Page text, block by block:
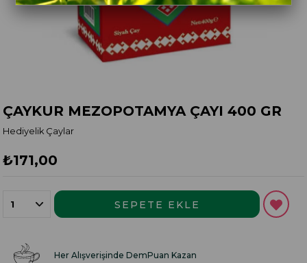
ÇAYKUR MEZOPOTAMYA ÇAYI 400 GR
Hediyelik Çaylar
₺171,00
Her Alışverişinde DemPuan Kazan